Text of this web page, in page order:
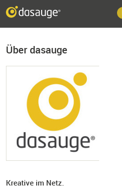
Über dasauge
Kreative im Netz.